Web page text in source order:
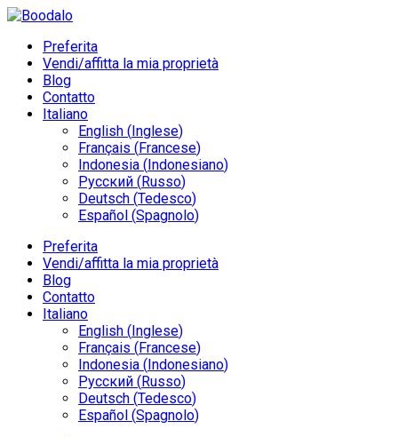
Preferita
Vendi/affitta la mia proprietà
Blog
Contatto
Italiano
English (Inglese)
Français (Francese)
Indonesia (Indonesiano)
Русский (Russo)
Deutsch (Tedesco)
Español (Spagnolo)
Preferita
Vendi/affitta la mia proprietà
Blog
Contatto
Italiano
English (Inglese)
Français (Francese)
Indonesia (Indonesiano)
Русский (Russo)
Deutsch (Tedesco)
Español (Spagnolo)